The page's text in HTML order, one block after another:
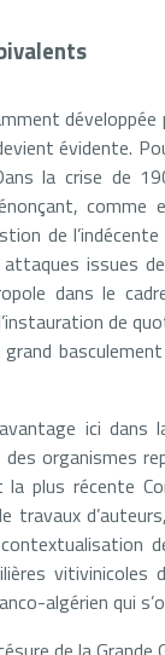
évidente.
la crise de
comme
de
issues
dans le
de
ici dans
organismes
plus récente
travaux
vitivinicoles
algérien qui